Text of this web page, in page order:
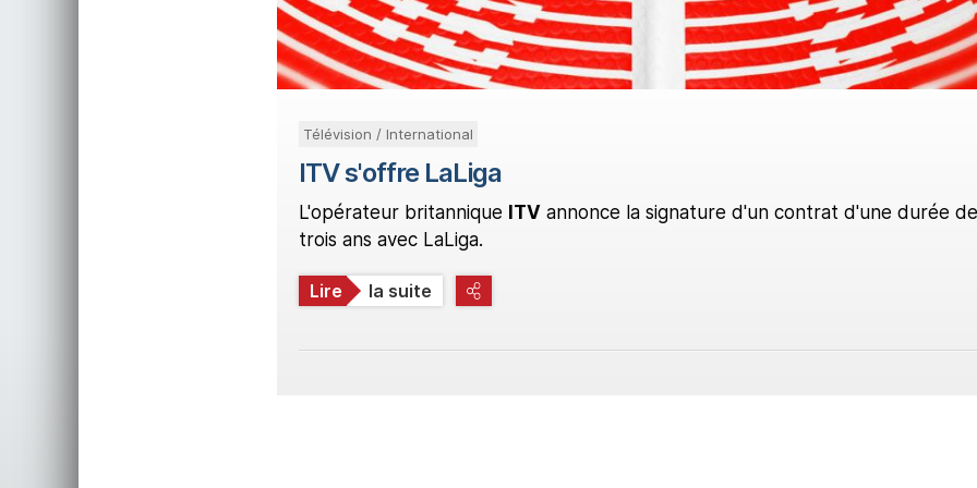
Télévision / International
ITV s'offre LaLiga
L'opérateur britannique ITVannonce la signature d'un contrat d'une durée de
trois ans avec LaLiga.
Lire la suite